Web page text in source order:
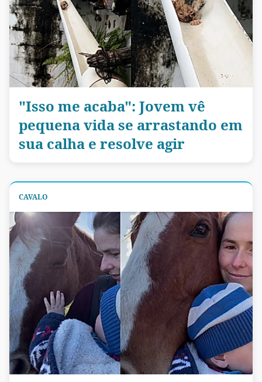
"Isso me acaba": Jovem vê
pequena vida se arrastando em
sua calha e resolve agir
CAVALO